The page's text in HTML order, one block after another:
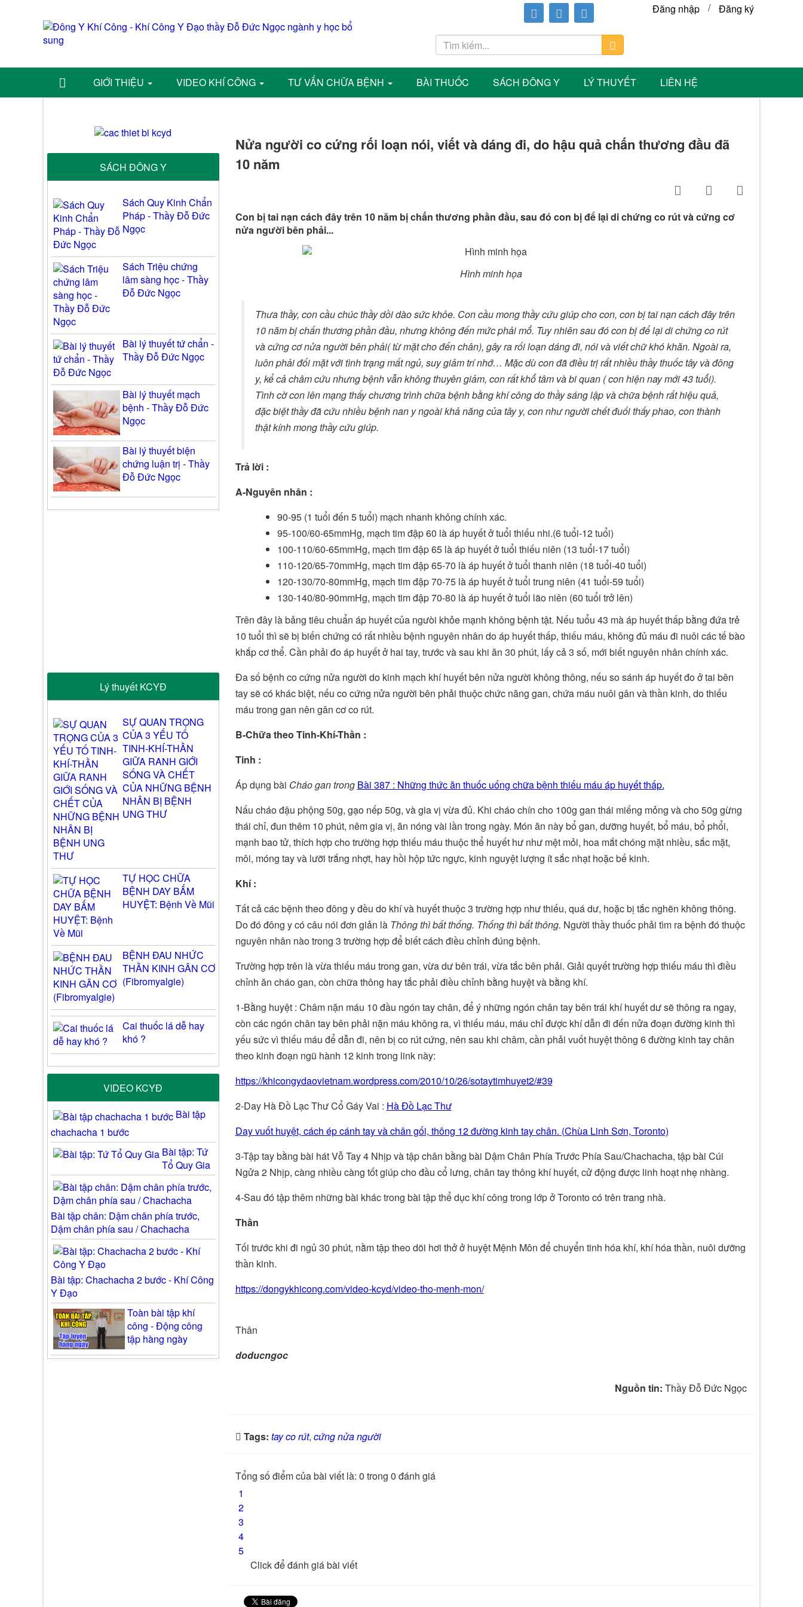
Đăng nhập / Đăng ký
GIỚI THIỆU VIDEO KHÍ CÔNG TƯ VẤN CHỮA BỆNH BÀI THUỐC SÁCH ĐÔNG Y LÝ THUYẾT LIÊN HỆ
Nửa người co cứng rối loạn nói, viết và dáng đi, do hậu quả chấn thương đầu đã
10 năm
Con bị tai nạn cách đây trên 10 năm bị chấn thương phần đầu, sau đó con bị để lại di chứng co rút và cứng cơ
nửa người bên phải...
Hình minh họa
Thưa thầy, con cầu chúc thầy dồi dào sức khỏe. Con cầu mong thầy cứu giúp cho con, con bị tai nạn cách đây trên
10 năm bị chấn thương phần đầu, nhưng không đến mức phải mổ. Tuy nhiên sau đó con bị để lại di chứng co rút
và cứng cơ nửa người bên phải( từ mặt cho đến chân), gây ra rối loạn dáng đi, nói và viết chữ khó khăn. Ngoài ra,
luôn phải đối mặt với tình trạng mất ngủ, suy giảm trí nhớ… Mặc dù con đã điều trị rất nhiều thầy thuốc tây và đông
y, kể cả châm cứu nhưng bệnh vẫn không thuyên giảm, con rất khổ tâm và bi quan ( con hiện nay mới 43 tuổi).
Tình cờ con lên mạng thấy chương trình chữa bệnh bằng khí công do thầy sáng lập và chữa bệnh rất hiệu quả,
đặc biệt thầy đã cứu nhiều bệnh nan y ngoài khả năng của tây y, con như người chết đuối thấy phao, con thành
thật kính mong thầy cứu giúp.
Trả lời :
A-Nguyên nhân :
90-95 (1 tuổi đến 5 tuổi) mạch nhanh không chính xác.
95-100/60-65mmHg, mạch tim đập 60 là áp huyết ở tuổi thiếu nhi.(6 tuổi-12 tuổi)
100-110/60-65mmHg, mạch tim đập 65 là áp huyết ở tuổi thiếu niên (13 tuổi-17 tuổi)
110-120/65-70mmHg, mạch tim đập 65-70 là áp huyết ở tuổi thanh niên (18 tuổi-40 tuổi)
120-130/70-80mmHg, mạch tim đập 70-75 là áp huyết ở tuổi trung niên (41 tuổi-59 tuổi)
130-140/80-90mmHg, mạch tim đập 70-80 là áp huyết ở tuổi lão niên (60 tuổi trở lên)
Trên đây là bảng tiêu chuẩn áp huyết của ngưòi khỏe mạnh không bệnh tật. Nếu tuổu 43 mà áp huyết thấp bằng đứa trẻ
10 tuổi thì sẽ bị biến chứng có rất nhiều bệnh nguyên nhân do áp huyết thấp, thiếu máu, không đủ máu đi nuôi các tế bào
khắp cơ thể. Cần phải đo áp huyết ở hai tay, trước và sau khi ăn 30 phút, lấy cả 3 số, mới biết nguyên nhân chính xác.
Đasố bệnh co cứng nửa người do kinh mạch khí huyết bên nửa người không thông, nếu so sánh áp huyết đo ở tai bên
tay sẽ có khác biệt, nếu co cứng nửa người bên phải thuộc chức năng gan, chứa máu nuôi gân và thần kinh, do thiếu
máu trong gan nên gân cơ co rút.
B-Chữa theo Tinh-Khí-Thần :
Tinh :
Áp dụng bài Cháo gantrong Bài 387 : Những thức ăn thuốc uống chữa bệnh thiếu máu áp huyết thấp.
Nấu cháo đậu phộng 50g, gạo nếp 50g, và gia vị vừa đủ. Khi cháo chín cho 100g gan thái miếng mỏng và cho 50g gừng
thái chỉ, đun thêm 10 phút, nêm gia vị, ăn nóng vài lần trong ngày. Món ăn này bổ gan, dưỡng huyết, bổ máu, bổ phổi,
mạnh bao tử, thích hợp cho trường hợp thiếu máu thuộc thể huyết hư như mệt mỏi, hoa mắt chóng mặt nhiều, sắc mặt,
môi, móng tay và lưỡi trắng nhợt, hay hồi hộp tức ngực, kinh nguyệt lượng ít sắc nhạt hoặc bế kinh.
Khí :
Tất cả các bệnh theo đông y đều do khí và huyết thuộc 3 trường hợp như thiếu, quá dư, hoặc bị tắc nghẽn không thông.
Do đó đông y có câu nói đơn giản là Thông thì bất thống. Thống thì bất thông. Người thầy thuốc phải tìm ra bệnh đó thuộc
nguyên nhân nào trong 3 trường hợp để biết cách điều chỉnh đúng bệnh.
Trường hợp trên là vừa thiếu máu trong gan, vừa dư bên trái, vừa tắc bên phải. Giải quyết trường hợp thiếu máu thì điều
chỉnh ăn cháo gan, còn chữa thông hay tắc phải điều chỉnh bằng huyệt và bằng khí.
1-Bằng huyệt : Châm nặn máu 10 đầu ngón tay chân, để ý những ngón chân tay bên trái khí huyết dư sẽ thông ra ngay,
còn các ngón chân tay bên phải nặn máu không ra, vì thiếu máu, máu chỉ được khí dẫn đi đến nửa đoạn đường kinh thì
yếu sức vì thiếu máu để dẫn đi, nên bị co rút cứng, nên sau khi châm, cần phải vuốt huyệt thông 6 đường kinh tay chân
theo kinh đoạn ngũ hành 12 kinh trong link này:
https://khicongydaovietnam.wordpress.com/2010/10/26/sotaytimhuyet2/#39
2-Day Hà Đồ Lạc Thư Cổ Gáy Vai : Hà Đồ Lạc Thư
Day vuốt huyệt, cách ép cánh tay và chân gối, thông 12 đường kinh tay chân. (Chùa Linh Sơn, Toronto)
3-Tập tay bằng bài hát Vỗ Tay 4 Nhịp và tập chân bằng bài Dậm Chân Phía Trước Phía Sau/Chachacha, tập bài Cúi
Ngửa 2 Nhịp, càng nhiều càng tốt giúp cho đầu cổ lưng, chân tay thông khí huyết, cử động được linh hoạt nhẹ nhàng.
4-Sau đó tập thêm những bài khác trong bài tập thể dục khí công trong lớp ở Toronto có trên trang nhà.
Thần
Tối trước khi đi ngủ 30 phút, nằm tập theo dõi hơi thở ở huyệt Mệnh Môn để chuyển tinh hóa khí, khí hóa thần, nuôi dưỡng
thần kinh.
https://dongykhicong.com/video-kcyd/video-tho-menh-mon/
Thân
doducngoc
Nguồn tin: Thầy Đỗ Đức Ngọc
Tags: tay co rút, cứng nửa người
Tổng số điểm của bài viết là: 0 trong 0 đánh giá
1
2
3
4
5
Click để đánh giá bài viết
SÁCH ĐÔNG Y
Sách Quy Kinh Chẩn
Pháp - Thầy Đỗ Đức
Ngọc
Sách Triệu chứng
lâm sàng học - Thầy
Đỗ Đức Ngọc
Bài lý thuyết tứ chẩn -
Thầy Đỗ Đức Ngọc
Bài lý thuyết mạch
bệnh - Thầy Đỗ Đức
Ngọc
Bài lý thuyết biện
chứng luận trị - Thầy
Đỗ Đức Ngọc
Lý thuyết KCYĐ
SỰ QUAN TRỌNG
CỦA 3 YẾU TỐ
TINH-KHÍ-THẦN
GIỮA RANH GIỚI
SỐNG VÀ CHẾT
CỦA NHỮNG BỆNH
NHÂN BỊ BỆNH
UNG THƯ
TỰ HỌC CHỮA
BỆNH DAY BẤM
HUYỆT: Bệnh Về Mũi
BỆNH ĐAU NHỨC
THẦN KINH GÂN CƠ
(Fibromyalgie)
Cai thuốc lá dễ hay
khó ?
VIDEO KCYĐ
Bài tập
chachacha 1 bước
Bài tập: Tứ
Tổ Quy Gia
Bài tập chân: Dậm chân phía trước,
Dậm chân phía sau / Chachacha
Bài tập: Chachacha 2 bước - Khí Công
Y Đạo
Toàn bài tập khí
công - Động công
tập hàng ngày